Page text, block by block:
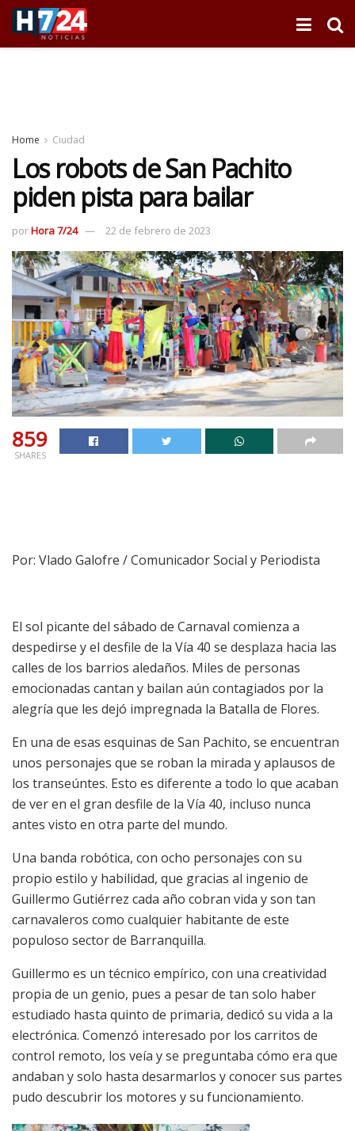
Home Ciudad
Los robots de San Pachito
piden pista para bailar
porHora 7/24 22 de febrero de 2023
859
SHARES
Por: Vlado Galofre / Comunicador Social y Periodista
El sol picante del sábado de Carnaval comienza a
despedirse y el desfile de la Vía 40 se desplaza hacia las
calles de los barrios aledaños. Miles de personas
emocionadas cantan y bailan aún contagiados por la
alegría que les dejó impregnada la Batalla de Flores.
En una de esas esquinas de San Pachito, se encuentran
unos personajes que se roban la mirada y aplausos de
los transeúntes. Esto es diferente a todo lo que acaban
de ver en el gran desfile de la Vía 40, incluso nunca
antes visto en otra parte del mundo.
Una banda robótica, con ocho personajes con su
propio estilo y habilidad, que gracias al ingenio de
Guillermo Gutiérrez cada año cobran vida y son tan
carnavaleros como cualquier habitante de este
populoso sector de Barranquilla.
Guillermo es un técnico empírico, con una creatividad
propia de un genio, pues a pesar de tan solo haber
estudiado hasta quinto de primaria, dedicó su vida a la
electrónica. Comenzó interesado por los carritos de
control remoto, los veía y se preguntaba cómo era que
andaban y solo hasta desarmarlos y conocer sus partes
pudo descubrir los motores y su funcionamiento.